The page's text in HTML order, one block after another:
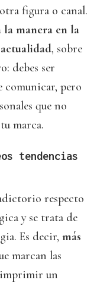
figura o canal.
la manera en la
, sobre
debes ser
comunicar, pero
que no
marca.
tendencias
respecto
y se trata de
Es decir, más
marcan las
imprimir un